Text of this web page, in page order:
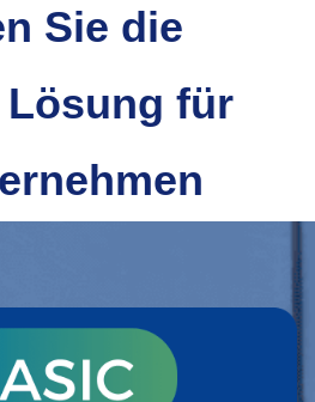
Sie die
für